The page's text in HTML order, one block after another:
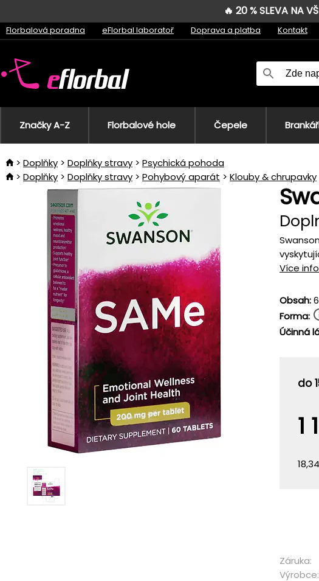
🔥 20 % SLEVA NA
Florbalová poradna eFlorbal laboratoř Doprava a platba Kontakt
Značky A-Z Florbalové hole Čepele
Doplňky Doplňky stravy
Psychická pohoda
Doplňky
Doplňky stravy Pohybový aparát Klouby & chrupavky
Více
Obsah:
Forma:
Účinná
do
1
Záruka:
Výrobce: